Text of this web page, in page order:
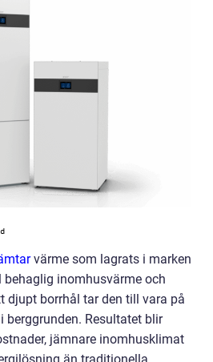
värme som lagrats i marken
inomhusvärme och
djupt borrhål tar den till vara på
berggrunden. Resultatet blir
jämnare inomhusklimat